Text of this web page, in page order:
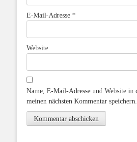
E-Mail-Adresse *
Website
Name, E-Mail-Adresse und Website in
meinen nächsten Kommentar speichern.